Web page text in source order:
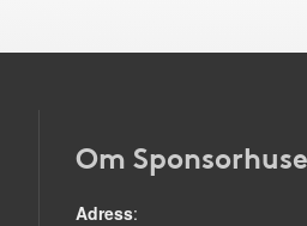
Om
Adress: